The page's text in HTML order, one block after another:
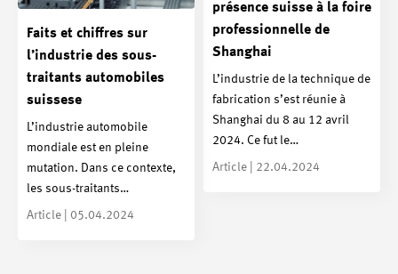
présence suisse à la foire
professionnelle de
Shanghai
L’industrie de la technique de
fabrication s’est réunie à
Shanghai du 8 au 12 avril
2024. Ce fut le…
Article | 22.04.2024
Faits et chiffres sur
l’industrie des sous-
traitants automobiles
suissese
L’industrie automobile
mondiale est en pleine
mutation. Dans ce contexte,
les sous-traitants…
Article | 05.04.2024